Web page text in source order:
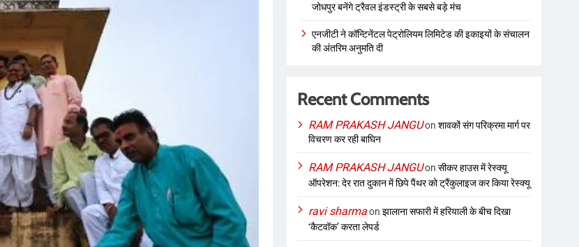
जोधपुर बनेंगे ट्रैवल इंडस्ट्री के सबसे बड़े मंच
एनजीटी ने कॉन्टिनेंटल पेट्रोलियम लिमिटेड की इकाइयों के संचालन
की अंतरिम अनुमति दी
Recent Comments
RAM PRAKASH JANGUonशावकों संग परिक्रमा मार्ग पर
विचरण कर रही बाघिन
RAM PRAKASH JANGUonसीकर हाउस में रेस्क्यू
ऑपरेशन: देर रात दुकान में छिपे पैंथर को ट्रैंकुलाइज कर किया रेस्क्यू
ravi sharmaonझालाना सफारी में हरियाली के बीच दिखा
‘कैटवॉक’ करता लेपर्ड